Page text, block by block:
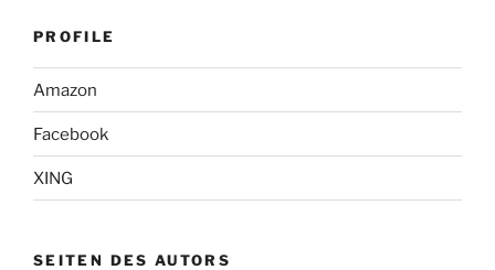
PROFILE
Amazon
Facebook
XING
SEITEN DES AUTORS